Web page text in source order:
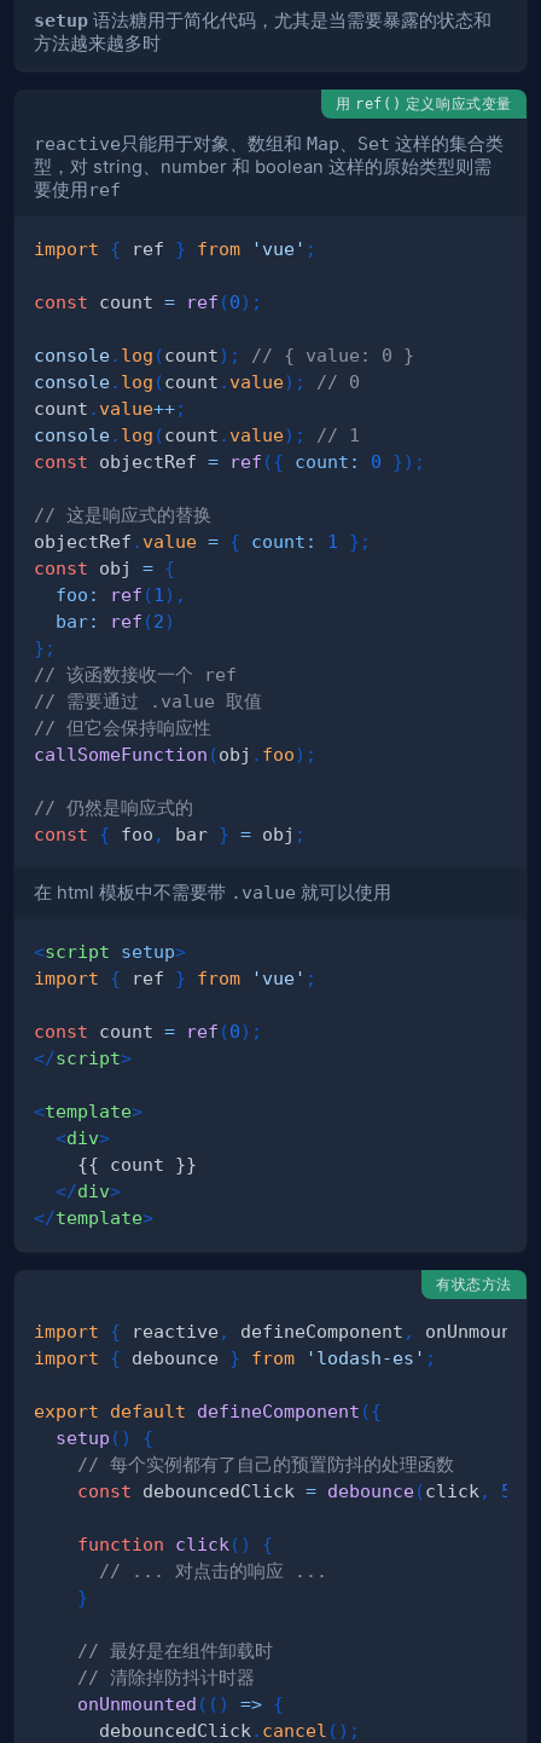
setup 语法糖用于简化代码，尤其是当需要暴露的状态和
方法越来越多时
用 ref() 定义响应式变量
reactive只能用于对象、数组和 Map、 Set 这样的集合类
型，对 string、number 和 boolean 这样的原始类型则需
要使用 ref
import { ref } from 'vue' ;
const count = ref (0) ;
console. log (count) ;
// { value: 0 }
console. log (count . value) ;
// 0
count . value++;
console. log (count . value) ;
// 1
const objectRef = ref ({ count : 0 }) ;
// 这是响应式的替换
objectRef . value = { count : 1 } ;
const obj = {
foo : ref (1 ) ,
bar: ref (2)
} ;
// 该函数接收一个 ref
// 需要通过 .value 取值
// 但它会保持响应性
callSomeFunction (obj . foo) ;
// 仍然是响应式的
const
{ foo , bar } = obj ;
在 html 模板中不需要带 .value 就可以使用
<script setup>
import
{ ref } from 'vue' ;
const count = ref (0) ;
</script>
<template>
<div>
</div>
</template>
有状态方法
import { reactive , defineComponent ,
import
{ debounce } from 'lodash-es' ;
export default defineComponent ({
setup ( )
{
// 每个实例都有了自己的预置防抖的处理函数
const debouncedClick = debounce(click , 500
function click ( )
{
// ... 对点击的响应 ...
}
// 最好是在组件卸载时
// 清除掉防抖计时器
onUnmounted ( ( ) => {
      debouncedClick
. cancel ( ) ;